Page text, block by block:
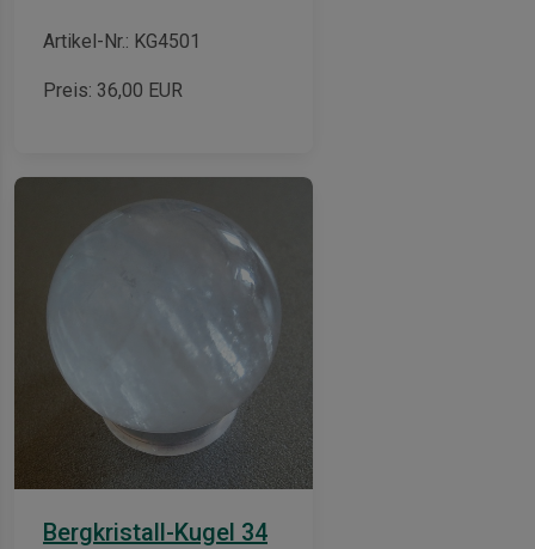
Artikel-Nr.: KG4501
Preis: 36,00 EUR
Bergkristall-Kugel 34